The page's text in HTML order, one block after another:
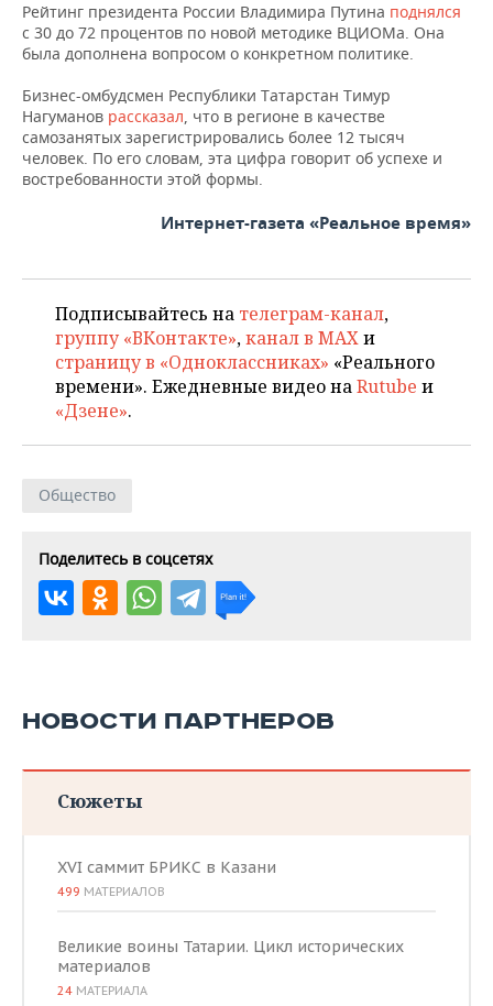
Рейтинг президента России Владимира Путина поднялся
с 30 до 72 процентов по новой методике ВЦИОМа. Она
была дополнена вопросом о конкретном политике.
Бизнес-омбудсмен Республики Татарстан Тимур
Нагуманов рассказал, что в регионе в качестве
самозанятых зарегистрировались более 12 тысяч
человек. По его словам, эта цифра говорит об успехе и
востребованности этой формы.
Интернет-газета «Реальное время»
Подписывайтесь на телеграм-канал,
группу «ВКонтакте»,канал в MAXи
страницу в «Одноклассниках» «Реального
времени». Ежедневные видео наRutube и
«Дзене».
Общество
Поделитесь в соцсетях
НОВОСТИ ПАРТНЕРОВ
Сюжеты
XVI саммит БРИКС в Казани
499 МАТЕРИАЛОВ
Великие воины Татарии. Цикл исторических
материалов
24 МАТЕРИАЛА